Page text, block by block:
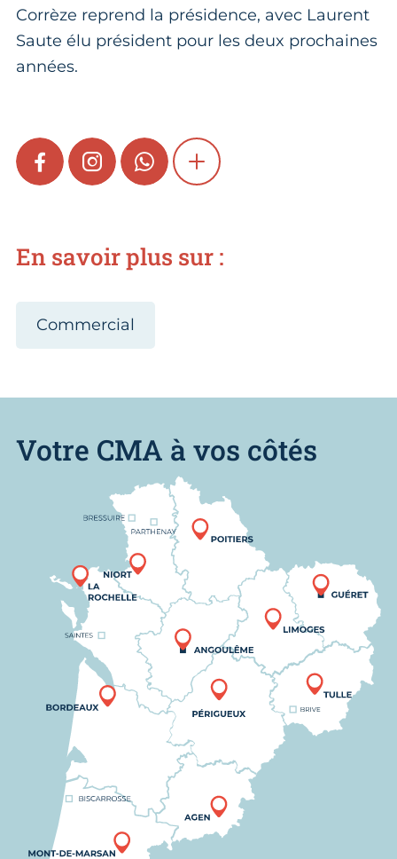
Corrèze reprend la présidence, avec Laurent
Saute élu président pour les deux prochaines
années.
FACEBOOKINSTAGRAMWHATSAPPSHOW MORE
En savoir plus sur :
Commercial
Votre CMA à vos côtés